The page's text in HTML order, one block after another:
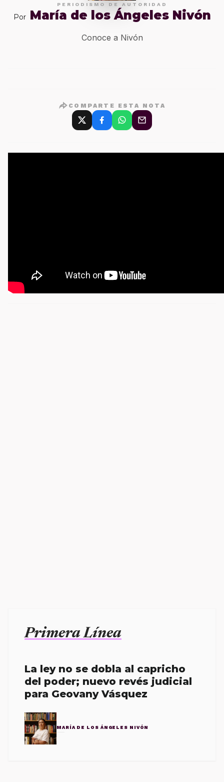
PERIODISMO DE AUTORIDAD
Por María de los Ángeles Nivón
Conoce a Nivón
COMPARTE ESTA NOTA
Primera Línea
La ley no se dobla al capricho
del poder; nuevo revés judicial
para Geovany Vásquez
MARÍA DE LOS ÁNGELES NIVÓN